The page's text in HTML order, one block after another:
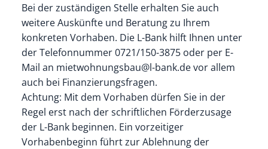
Bei der zuständigen Stelle erhalten Sie auch
weitere Auskünfte und Beratung zu Ihrem
konkreten Vorhaben. Die L-Bank hilft Ihnen unter
der Telefonnummer 0721/150-3875 oder per E-
Mail an mietwohnungsbau@l-bank.de vor allem
auch bei Finanzierungsfragen.
Achtung: Mit dem Vorhaben dürfen Sie in der
Regel erst nach der schriftlichen Förderzusage
der L-Bank beginnen. Ein vorzeitiger
Vorhabenbeginn führt zur Ablehnung der